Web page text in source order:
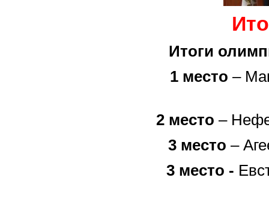
Итоги
1 место –
2 место –
3 место –
3 место -